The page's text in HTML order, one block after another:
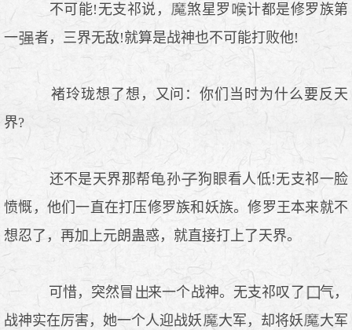
不可能!无支祁说， 煞星罗
计都是修罗族第
一
者，三界无敌!就算是战神也不可能打败他!
褚玲珑想了想，又问：你们当时为什么要反天
界?
还不是天界那帮 孙 狗
看人低!无支祁一脸
愤慨，他们一直在打压修罗族和妖族。修罗王本来就不
想忍了，再加上元朗蛊惑，就直接打上了天界。
可惜，突然冒 来一个战神。无支祁叹了
气，
战神实在厉害，她一个人迎战妖
大军，却将妖
大军